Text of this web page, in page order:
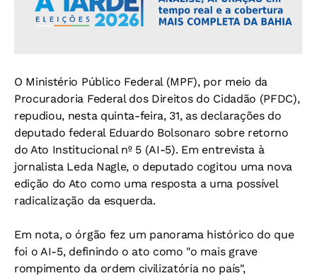
O Ministério Público Federal (MPF), por meio da
Procuradoria Federal dos Direitos do Cidadão (PFDC),
repudiou, nesta quinta-feira, 31, as declarações do
deputado federal Eduardo Bolsonaro sobre retorno
do Ato Institucional nº 5 (AI-5). Em entrevista à
jornalista Leda Nagle, o deputado cogitou uma nova
edição do Ato como uma resposta a uma possível
radicalização da esquerda.
Em nota, o órgão fez um panorama histórico do que
foi o AI-5, definindo o ato como "o mais grave
rompimento da ordem civilizatória no país",